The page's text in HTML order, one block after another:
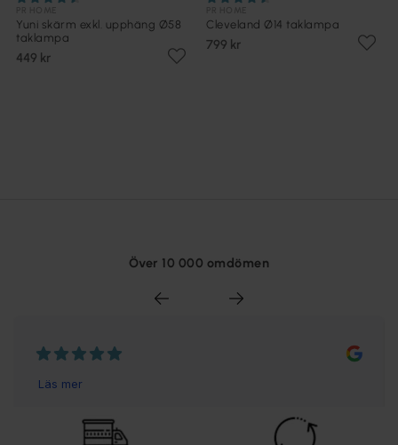
Yuni skärm exkl. upphäng Ø58
taklampa
449 kr
Cleveland Ø14 taklampa
799 kr
Över 10 000 omdömen